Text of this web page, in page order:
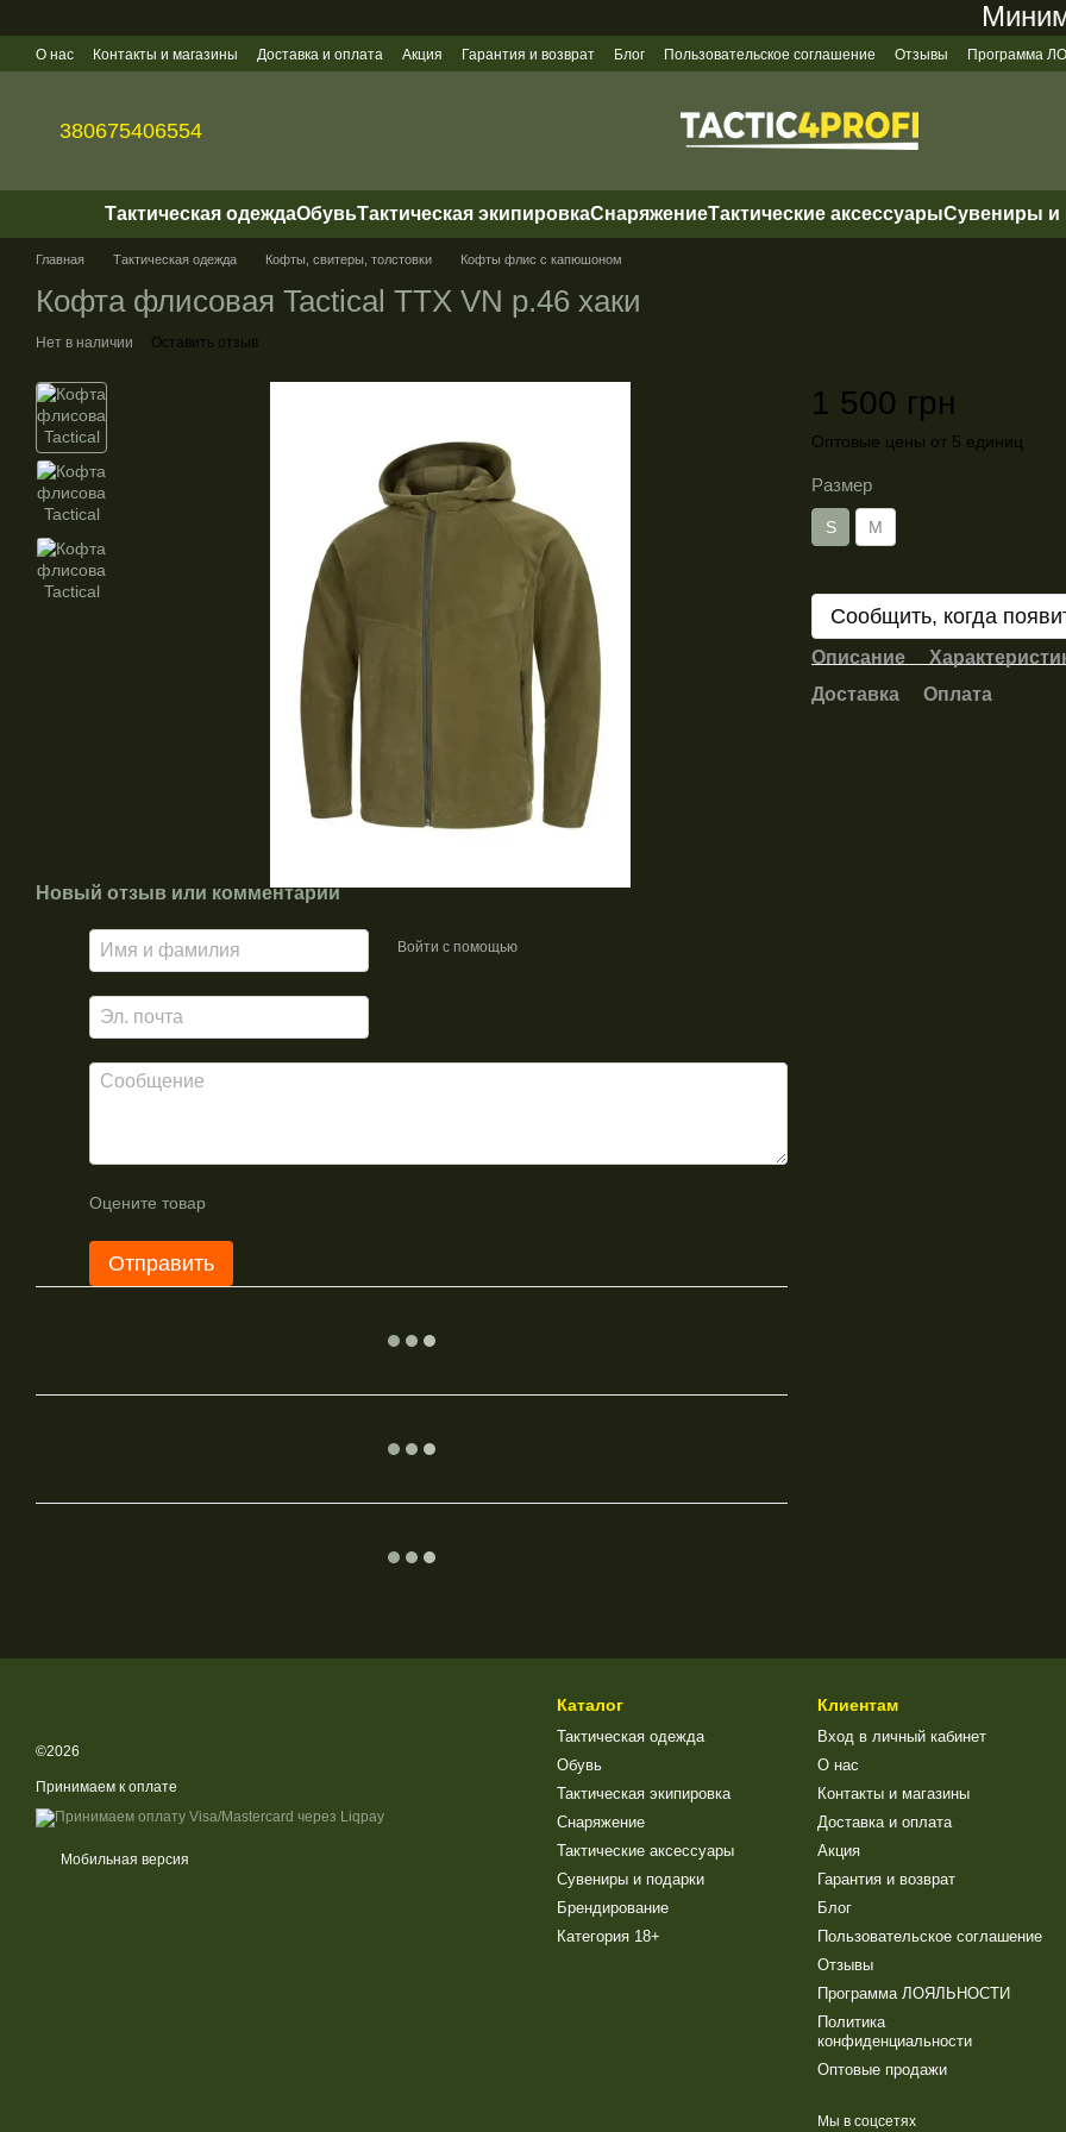
О нас Контакты и магазины Доставка и оплата Акция Гарантия и возврат Блог Пользовательское соглашение Отзывы
Программа
380675406554
Тактическая одеждаОбувьТактическая экипировкаСнаряжениеТактические аксессуарыСувениры и
Главная Тактическая одежда Кофты, свитеры, толстовки Кофты флис с капюшоном
Кофта флисовая Tactical ТТХ VN р.46 хаки
Нет в наличии Оставить отзыв
Новый отзыв или комментарий
Войти с помощью
Оцените товар
Отправить
1 500 грн
Оптовые цены от 5 единиц
Размер
S M
Сообщить, когда
Описание
Доставка
Оплата
©2026
Принимаем к оплате
Мобильная версия
Каталог
Тактическая одежда
Обувь
Тактическая экипировка
Снаряжение
Тактические аксессуары
Сувениры и подарки
Брендирование
Категория 18+
Клиентам
Вход в личный кабинет
О нас
Контакты и магазины
Доставка и оплата
Акция
Гарантия и возврат
Блог
Пользовательское соглашение
Отзывы
Программа ЛОЯЛЬНОСТИ
Политика
конфиденциальности
Оптовые продажи
Мы в соцсетях